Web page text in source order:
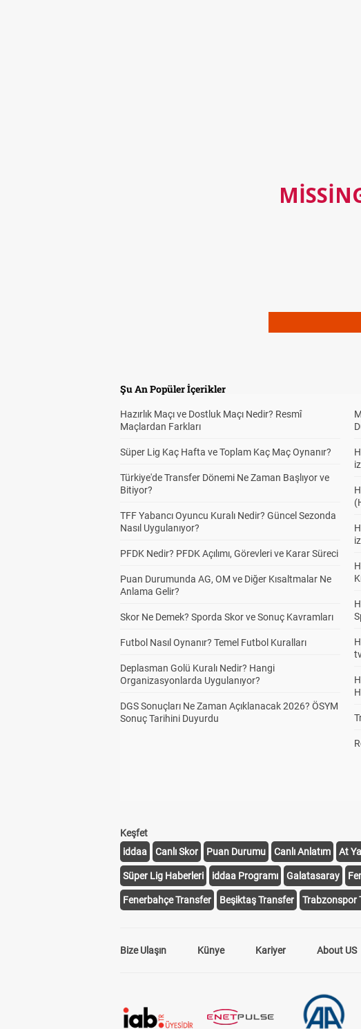
Şu An Popüler İçerikler
Hazırlık Maçı ve Dostluk Maçı Nedir? Resmî
Maçlardan Farkları
Süper Lig Kaç Hafta ve Toplam Kaç Maç Oynanır?
Türkiye'de Transfer Dönemi Ne Zaman Başlıyor ve
Bitiyor?
TFF Yabancı Oyuncu Kuralı Nedir? Güncel Sezonda
Nasıl Uygulanıyor?
PFDK Nedir? PFDK Açılımı, Görevleri ve Karar Süreci
Puan Durumunda AG, OM ve Diğer Kısaltmalar Ne
Anlama Gelir?
Skor Ne Demek? Sporda Skor ve Sonuç Kavramları
Futbol Nasıl Oynanır? Temel Futbol Kuralları
Deplasman Golü Kuralı Nedir? Hangi
Organizasyonlarda Uygulanıyor?
DGS Sonuçları Ne Zaman Açıklanacak 2026? ÖSYM
Sonuç Tarihini Duyurdu
Keşfet
iddaa
Canlı Skor Puan Durumu Canlı Anlatım At
Süper Lig Haberleri iddaa Programı Galatasaray
Fenerbahçe Transfer Beşiktaş Transfer Trabzonspor
Bize Ulaşın Künye Kariyer About US